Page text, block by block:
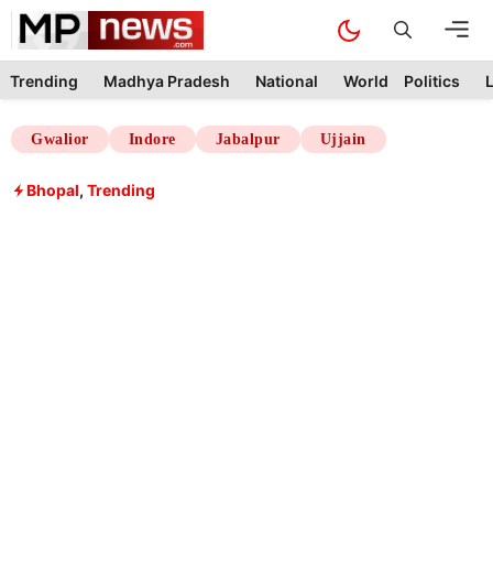
Skip
content
Trending Madhya Pradesh National World Politics
Gwalior Indore Jabalpur Ujjain
Bhopal, Trending